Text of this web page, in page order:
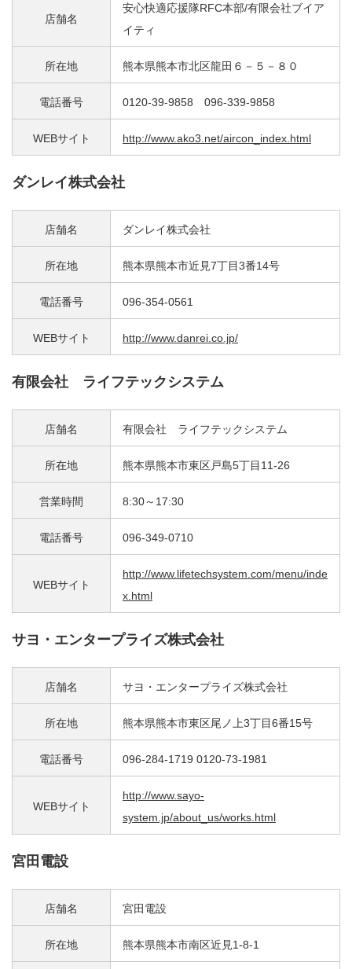
店舗名
安心快適応援隊RFC本部/有限会社ブイア
イティ
所在地 熊本県熊本市北区龍田６－５－８０
電話番号 0120-39-9858 096-339-9858
WEBサイト http://www.ako3.net/aircon_index.html
ダンレイ株式会社
店舗名 ダンレイ株式会社
所在地 熊本県熊本市近見7丁目3番14号
電話番号 096-354-0561
WEBサイト http://www.danrei.co.jp/
有限会社 ライフテックシステム
店舗名 有限会社 ライフテックシステム
所在地 熊本県熊本市東区戸島5丁目11-26
営業時間 8:30～17:30
電話番号 096-349-0710
WEBサイト
http://www.lifetechsystem.com/menu/inde
x.html
サヨ・エンタープライズ株式会社
店舗名 サヨ・エンタープライズ株式会社
所在地 熊本県熊本市東区尾ノ上3丁目6番15号
電話番号 096-284-1719 0120-73-1981
WEBサイト
http://www.sayo-
system.jp/about_us/works.html
宮田電設
店舗名 宮田電設
所在地 熊本県熊本市南区近見1-8-1